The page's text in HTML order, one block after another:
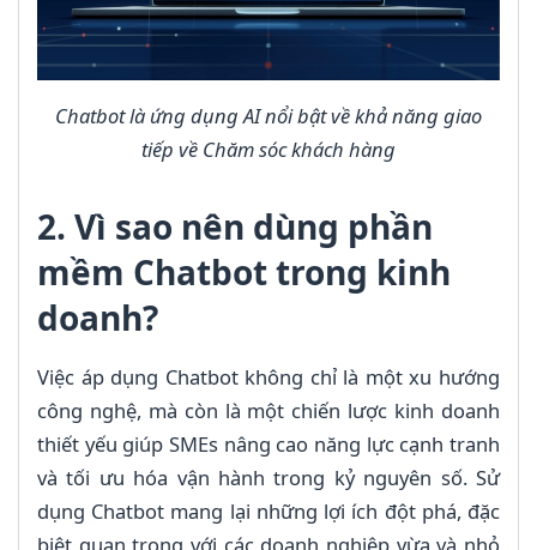
Chatbot là ứng dụng AI nổi bật về khả năng giao
tiếp về Chăm sóc khách hàng
2. Vì sao nên dùng phần
mềm Chatbot trong kinh
doanh?
Việc áp dụng Chatbot không chỉ là một xu hướng
công nghệ, mà còn là một chiến lược kinh doanh
thiết yếu giúp SMEs nâng cao năng lực cạnh tranh
và tối ưu hóa vận hành trong kỷ nguyên số. Sử
dụng Chatbot mang lại những lợi ích đột phá, đặc